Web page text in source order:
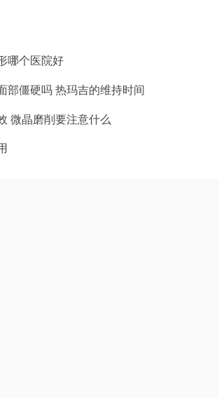
哪个医院好
部僵硬吗 热玛吉的维持时间
微晶磨削要注意什么